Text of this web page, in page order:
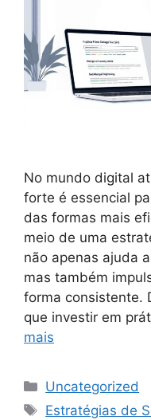
No mundo digital
forte é essencial
das formas mais
meio de uma
não apenas ajuda
mas também
forma consistente.
que investir em
mais
Categorias
Uncategorized
Tags
Estratégias de